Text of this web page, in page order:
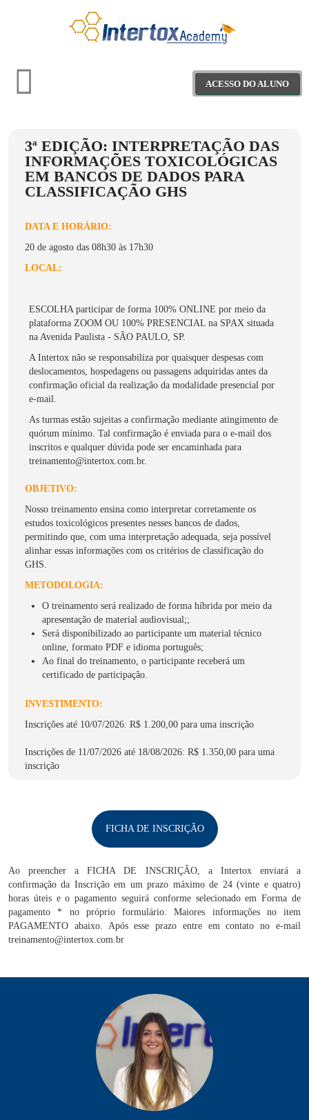
ACESSO DO ALUNO
Treinamentos
Materiais Educativos
Projeto Saber+
3ª EDIÇÃO: INTERPRETAÇÃO DAS
INFORMAÇÕES TOXICOLÓGICAS
EM BANCOS DE DADOS PARA
CLASSIFICAÇÃO GHS
DATA E HORÁRIO:
20 de agosto das 08h30 às 17h30
LOCAL:
ESCOLHA participar de forma 100% ONLINE por meio da
plataforma ZOOM OU 100% PRESENCIAL na SPAX situada
na Avenida Paulista - SÃO PAULO, SP.
A Intertox não se responsabiliza por quaisquer despesas com
deslocamentos, hospedagens ou passagens adquiridas antes da
confirmação oficial da realização da modalidade presencial por
e-mail.
As turmas estão sujeitas a confirmação mediante atingimento de
quórum mínimo. Tal confirmação é enviada para o e-mail dos
inscritos e qualquer dúvida pode ser encaminhada para
treinamento@intertox.com.br.
OBJETIVO:
Nosso treinamento ensina como interpretar corretamente os
estudos toxicológicos presentes nesses bancos de dados,
permitindo que, com uma interpretação adequada, seja possível
alinhar essas informações com os critérios de classificação do
GHS.
METODOLOGIA:
O treinamento será realizado de forma híbrida por meio da
apresentação de material audiovisual;;
Será disponibilizado ao participante um material técnico
online, formato PDF e idioma português;
Ao final do treinamento, o participante receberá um
certificado de participação.
INVESTIMENTO:
Inscrições até 10/07/2026: R$ 1.200,00 para uma inscrição
Inscrições de 11/07/2026 até 18/08/2026: R$ 1.350,00 para uma
inscrição
FICHA DE INSCRIÇÃO
Ao preencher a FICHA DE INSCRIÇÃO, a Intertox enviará a
confirmação da Inscrição em um prazo máximo de 24 (vinte e quatro)
horas úteis e o pagamento seguirá conforme selecionado em Forma de
pagamento * no próprio formulário. Maiores informações no item
PAGAMENTO abaixo. Após esse prazo entre em contato no e-mail
treinamento@intertox.com.br